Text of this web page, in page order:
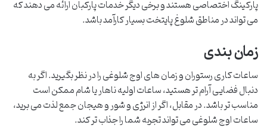
پارکینگ اختصاصی هستند و برخی دیگر خدمات پارکبان ارائه می دهند که
می تواند در مناطق شلوغ پایتخت بسیار کارآمد باشد.
زمان بندی
ساعات کاری رستوران و زمان های اوج شلوغی را در نظر بگیرید. اگر به
دنبال فضایی آرام تر هستید، ساعات اولیه ناهار یا شام ممکن است
مناسب تر باشد. در مقابل، اگر از انرژی و شور و هیجان جمع لذت می برید،
ساعات اوج شلوغی می تواند تجربه شما را جذاب تر کند.